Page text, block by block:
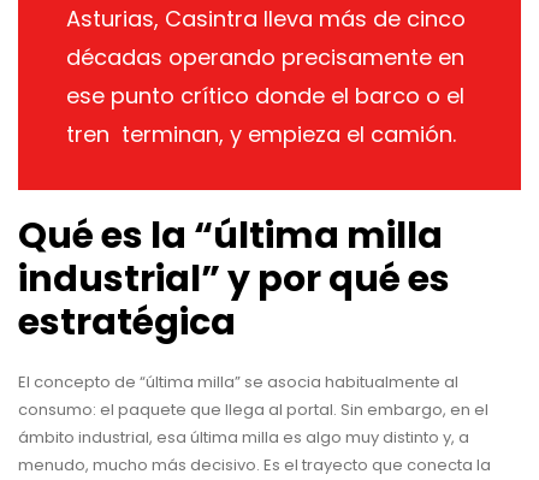
Asturias, Casintra lleva más de cinco
décadas operando precisamente en
ese punto crítico donde el barco o el
tren terminan, y empieza el camión.
Qué es la “última milla
industrial” y por qué es
estratégica
El concepto de “última milla” se asocia habitualmente al
consumo: el paquete que llega al portal. Sin embargo, en el
ámbito industrial, esa última milla es algo muy distinto y, a
menudo, mucho más decisivo. Es el trayecto que conecta la